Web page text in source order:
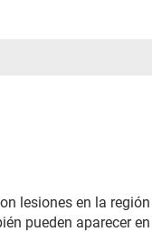
lesiones en la región
pueden aparecer en